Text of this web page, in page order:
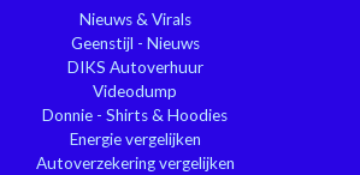
Nieuws & Virals
Geenstijl - Nieuws
DIKS Autoverhuur
Videodump
Donnie - Shirts & Hoodies
Energie vergelijken
Autoverzekering vergelijken